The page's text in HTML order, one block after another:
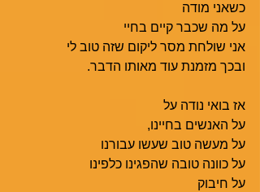
כשאני מודה
על מה שכבר קיים בחיי
אני שולחת מסר ליקום שזה טוב לי
ובכך מזמנת עוד מאותו הדבר.
אז בואי נודה על
על האנשים בחיינו,
על מעשה טוב שעשו עבורנו
על כוונה טובה שהפגינו כלפינו
על חיבוק